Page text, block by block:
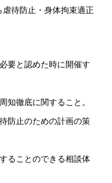
待防止・身体拘束適正
要と認めた時に開催す
徹底に関すること。
防止のための計画の策
ることのできる相談体